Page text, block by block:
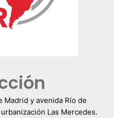
Madrid y avenida Río de
Las Mercedes.